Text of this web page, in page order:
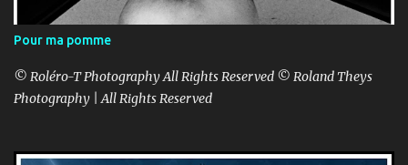
Pour ma pomme
© Roléro-T Photography All Rights Reserved © Roland Theys
Photography | All Rights Reserved